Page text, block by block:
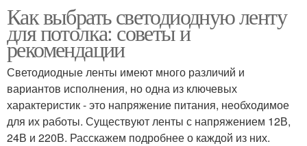
Как выбрать светодиодную ленту
для потолка: советы и
рекомендации
Светодиодные ленты имеют много различий и
вариантов исполнения, но одна из ключевых
характеристик - это напряжение питания, необходимое
для их работы. Существуют ленты с напряжением 12В,
24В и 220В. Расскажем подробнее о каждой из них.